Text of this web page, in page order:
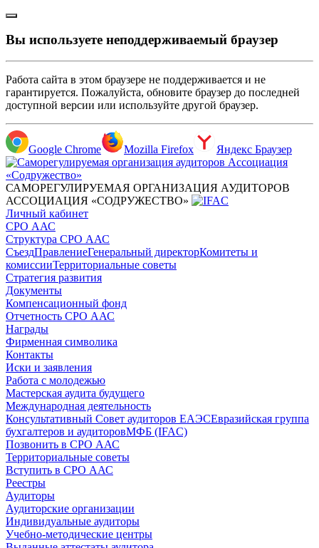
Вы используете неподдерживаемый браузер
Работа сайта в этом браузере не поддерживается и не
гарантируется. Пожалуйста, обновите браузер до последней
доступной версии или используйте другой браузер.
Google Chrome Mozilla Firefox Яндекс Браузер
САМОРЕГУЛИРУЕМАЯ ОРГАНИЗАЦИЯ АУДИТОРОВ
АССОЦИАЦИЯ «СОДРУЖЕСТВО»
Личный кабинет
СРО ААС
Структура СРО ААС
СъездПравлениеГенеральный директорКомитеты и
комиссииТерриториальные советы
Стратегия развития
Документы
Компенсационный фонд
Отчетность СРО ААС
Награды
Фирменная символика
Контакты
Иски и заявления
Работа с молодежью
Мастерская аудита будущего
Международная деятельность
Консультативный Совет аудиторов ЕАЭСЕвразийская группа
бухгалтеров и аудиторовМФБ (IFAC)
Позвонить в СРО ААС
Территориальные советы
Вступить в СРО ААС
Реестры
Аудиторы
Аудиторские организации
Индивидуальные аудиторы
Учебно-методические центры